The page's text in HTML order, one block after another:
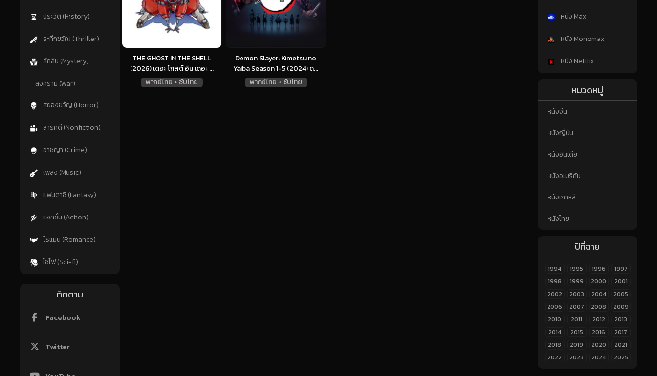
ประวัติ (History)
ระทึกขวัญ (Thriller)
ลึกลับ (Mystery)
สงคราม (War)
สยองขวัญ (Horror)
สารคดี (Nonfiction)
อาชญา (Crime)
เพลง (Music)
แฟนตาซี (Fantasy)
แอคชั่น (Action)
โรแมน (Romance)
ไซไฟ (Sci-fi)
ติดตาม
Facebook
Twitter
THE GHOST IN THE SHELL
(2026) เดอะ โกสต์ อิน เดอะ ...
พากย์ไทย + ซับไทย
Demon Slayer: Kimetsu no
Yaiba Season 1-5 (2024) ด...
พากย์ไทย + ซับไทย
หนัง Max
หนัง Monomax
หนัง Netflix
หมวดหมู่
หนังจีน
หนังญี่ปุ่น
หนังอินเดีย
หนังอเมริกัน
หนังเกาหลี
หนังไทย
ปีที่ฉาย
1994 1995 1996
1997
1998
1999 2000
2001
2002
2003 2004
2005
2006
2007 2008
2009
2010
2011 2012
2013
2014
2015 2016
2017
2018
2019 2020
2021
2022
2023 2024 2025